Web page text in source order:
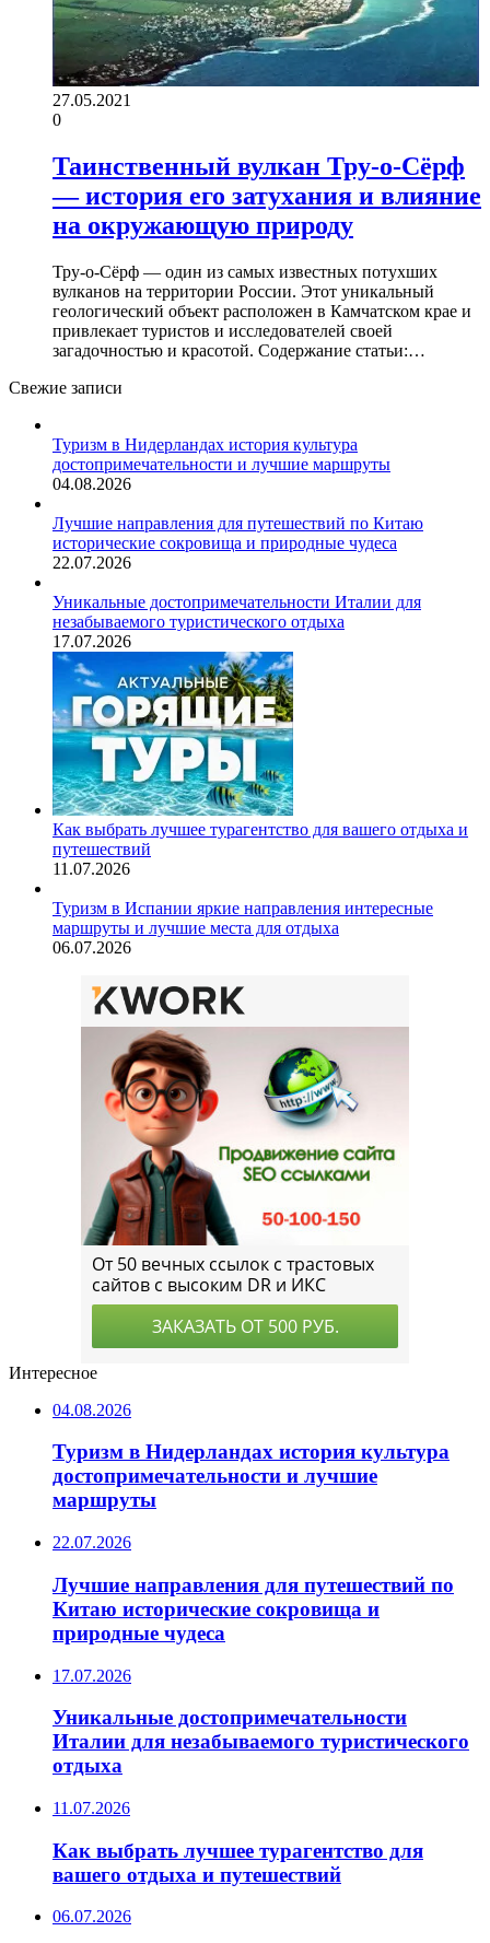
27.05.2021
0
Таинственный вулкан Тру-о-Сёрф
— история его затухания и влияние
на окружающую природу
Тру-о-Сёрф — один из самых известных потухших
вулканов на территории России. Этот уникальный
геологический объект расположен в Камчатском крае и
привлекает туристов и исследователей своей
загадочностью и красотой. Содержание статьи:…
Свежие записи
Туризм в Нидерландах история культура
достопримечательности и лучшие маршруты
04.08.2026
Лучшие направления для путешествий по Китаю
исторические сокровища и природные чудеса
22.07.2026
Уникальные достопримечательности Италии для
незабываемого туристического отдыха
17.07.2026
Как выбрать лучшее турагентство для вашего отдыха и
путешествий
11.07.2026
Туризм в Испании яркие направления интересные
маршруты и лучшие места для отдыха
06.07.2026
Интересное
04.08.2026
Туризм в Нидерландах история культура
достопримечательности и лучшие
маршруты
22.07.2026
Лучшие направления для путешествий по
Китаю исторические сокровища и
природные чудеса
17.07.2026
Уникальные достопримечательности
Италии для незабываемого туристического
отдыха
11.07.2026
Как выбрать лучшее турагентство для
вашего отдыха и путешествий
06.07.2026